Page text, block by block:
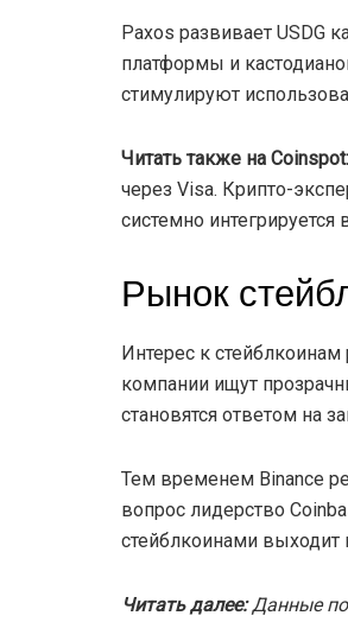
Paxos развивает USDG
платформы и
стимулируют
Читать также на Coinspot:
через Visa. Крипто-
системно
Рынок
Интерес к
компании ищут
становятся ответом на
Тем временем Binance
вопрос лидерство
стейблкоинами выходит
Читать далее:Данные